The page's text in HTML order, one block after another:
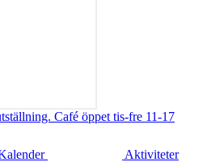
Café öppet tis-fre 11-17
Aktiviteter